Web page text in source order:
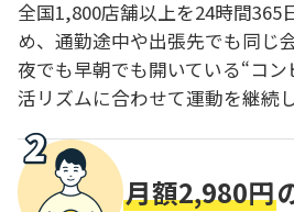
全国1,800店舗以上を24時間365
め、通勤途中や出張先でも同じ
夜でも早朝でも開いている“コ
活リズムに合わせて運動を継続
月額2,980円